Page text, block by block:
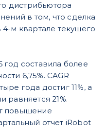
дистрибьютора
в том, что сделка
4-м квартале текущего
год составила более
6,75%. CAGR
года достиг 11%, а
равняется 21%.
повышение
отчет iRobot